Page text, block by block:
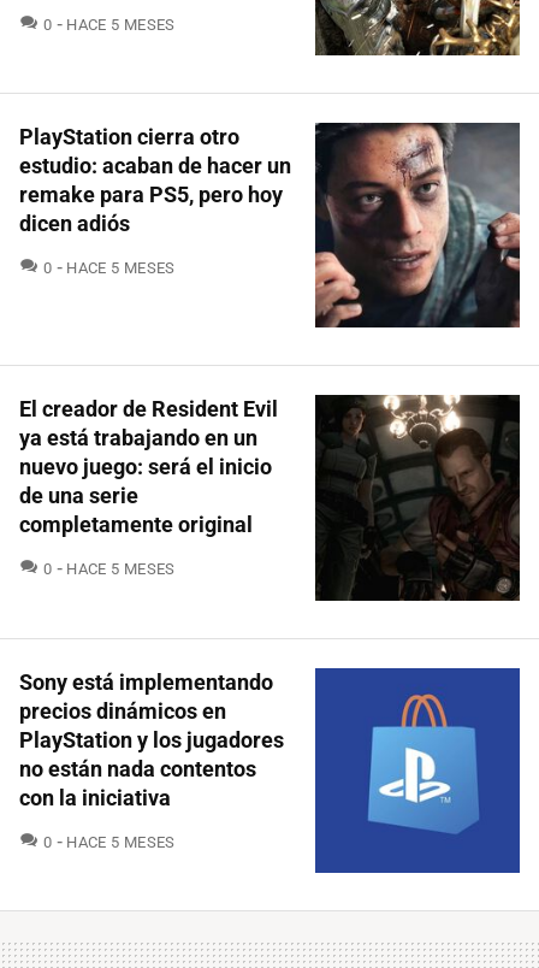
0 COMENTARIOS
HACE 5 MESES
PlayStation cierra otro
estudio: acaban de hacer un
remake para PS5, pero hoy
dicen adiós
0 COMENTARIOS
HACE 5 MESES
El creador de Resident Evil
ya está trabajando en un
nuevo juego: será el inicio
de una serie
completamente original
0 COMENTARIOS
HACE 5 MESES
Sony está implementando
precios dinámicos en
PlayStation y los jugadores
no están nada contentos
con la iniciativa
0 COMENTARIOS
HACE 5 MESES